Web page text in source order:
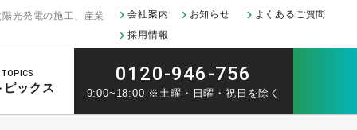
光発電の施工、産業 会社案内 お知らせ
よくあるご質問
採用情報
TOPICS
ピックス
0120-946-756
9:00~18:00 ※土曜・日曜・祝日を除く